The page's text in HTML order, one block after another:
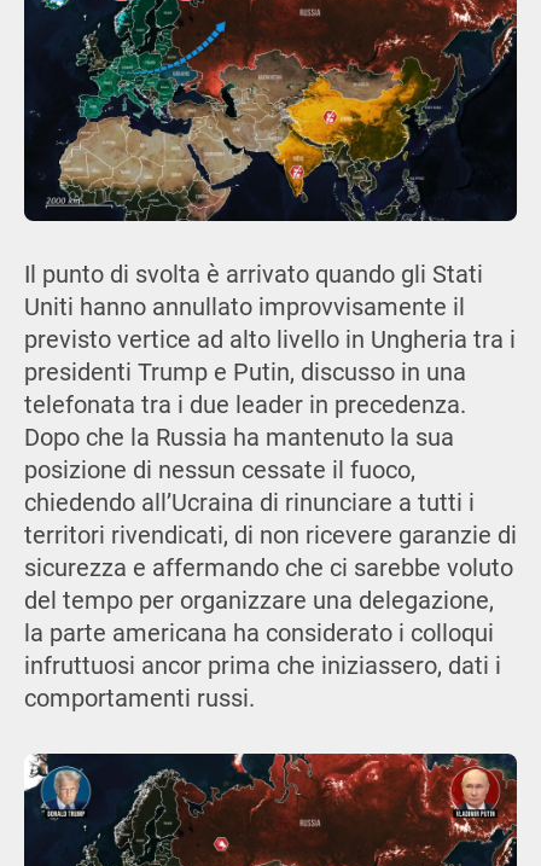
Il punto di svolta è arrivato quando gli Stati
Uniti hanno annullato improvvisamente il
previsto vertice ad alto livello in Ungheria tra i
presidenti Trump e Putin, discusso in una
telefonata tra i due leader in precedenza.
Dopo che la Russia ha mantenuto la sua
posizione di nessun cessate il fuoco,
chiedendo all’Ucraina di rinunciare a tutti i
territori rivendicati, di non ricevere garanzie di
sicurezza e affermando che ci sarebbe voluto
del tempo per organizzare una delegazione,
la parte americana ha considerato i colloqui
infruttuosi ancor prima che iniziassero, dati i
comportamenti russi.